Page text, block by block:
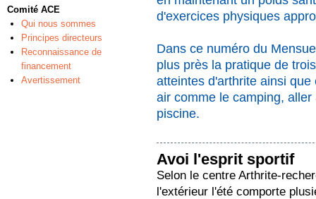
Comité ACE
Qui nous sommes
Principes directeurs
Reconnaissance de
financement
Avertissement
d'exercices physiques
Dans ce numéro du
plus près la pratique de
atteintes d'arthrite ainsi
air comme le camping,
piscine.
Avoi l'esprit sportif
Selon le centre Arthrite-
l'extérieur l'été comporte